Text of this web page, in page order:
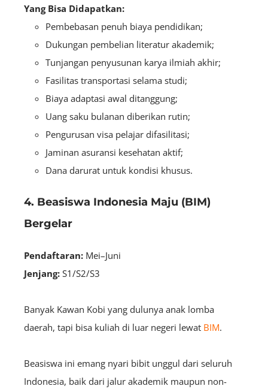
Yang Bisa Didapatkan:
Pembebasan penuh biaya pendidikan;
Dukungan pembelian literatur akademik;
Tunjangan penyusunan karya ilmiah akhir;
Fasilitas transportasi selama studi;
Biaya adaptasi awal ditanggung;
Uang saku bulanan diberikan rutin;
Pengurusan visa pelajar difasilitasi;
Jaminan asuransi kesehatan aktif;
Dana darurat untuk kondisi khusus.
4. Beasiswa Indonesia Maju (BIM)
Bergelar
Pendaftaran: Mei–Juni
Jenjang: S1/S2/S3
Banyak Kawan Kobi yang dulunya anak lomba
daerah, tapi bisa kuliah di luar negeri lewat BIM.
Beasiswa ini emang nyari bibit unggul dari seluruh
Indonesia, baik dari jalur akademik maupun non-